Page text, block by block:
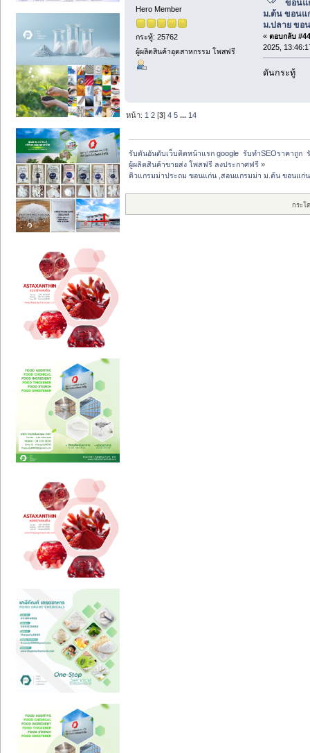
Hero Member
กระทู้: 25762
ผู้ผลิตสินค้าอุตสาหกรรม โพสฟรี
ขอนแ
ม.ต้น ขอนแ
ม.ปลาย ขอ
« ตอบกลับ
2025,
ดันกระทู้
หน้า: 1 2 [3]4 5 ... 14
รับดันอันดับเว็บติดหน้าแรก google  รับทำSEOราคาถูก
ผู้ผลิตสินค้าขายส่ง โพสฟรี ลงประกาศฟรี »
ติวแกรมม่าประถม ขอนแก่น ,สอนแกรมม่า ม.ต้น ขอนแก่
กระโ